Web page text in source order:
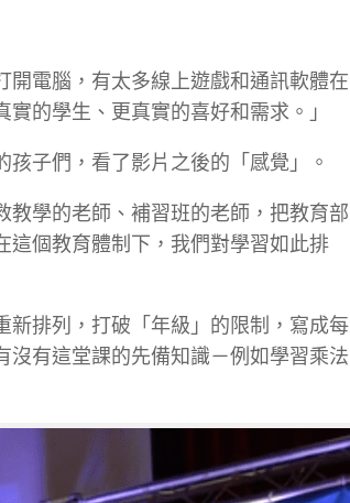
開電腦，有太多線上遊戲和通訊軟體在
的學生、更真實的喜好和需求。」
子們，看了影片之後的「感覺」。
教學的老師、補習班的老師，把教育部
這個教育體制下，我們對學習如此排
新排列，打破「年級」的限制，寫成每
有這堂課的先備知識－例如學習乘法